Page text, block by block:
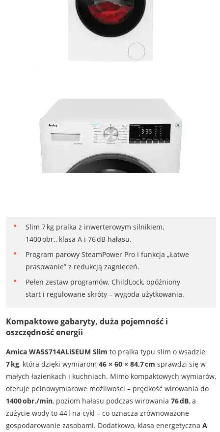
Slim 7 kg pralka z inwerterowym silnikiem,
1400 obr., klasa A i 76 dB hałasu.
Program parowy SteamPower Pro i funkcja „Łatwe
prasowanie” z redukcją zagnieceń.
Pełen zestaw programów, ChildLock, opóźniony
start i regulowane skróty – wygoda użytkowania.
Kompaktowe gabaryty, duża pojemność i
oszczędność energii
Amica WA5S714ALiSEUM Slim to pralka typu slim o wsadzie
7 kg, która dzięki wymiarom 46 × 60 × 84,7 cm sprawdzi się w
małych łazienkach i kuchniach. Mimo kompaktowych wymiarów,
oferuje pełnowymiarowe możliwości – prędkość wirowania do
1400 obr./min, poziom hałasu podczas wirowania 76 dB, a
zużycie wody to 44 l na cykl – co oznacza zrównoważone
gospodarowanie zasobami. Dodatkowo, klasa energetyczna A